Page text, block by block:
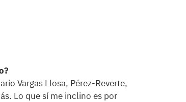
Vargas Llosa, Pérez-Reverte,
Lo que sí me inclino es por